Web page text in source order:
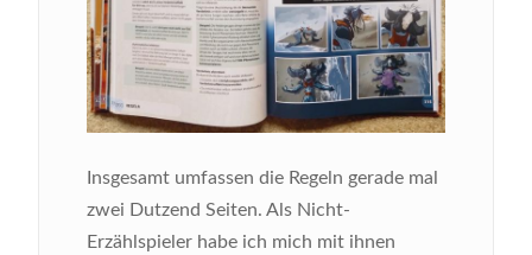
Insgesamt umfassen die Regeln gerade mal
zwei Dutzend Seiten. Als Nicht-
Erzählspieler habe ich mich mit ihnen